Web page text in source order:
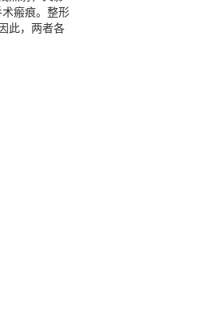
瘢痕。整形
此，两者各